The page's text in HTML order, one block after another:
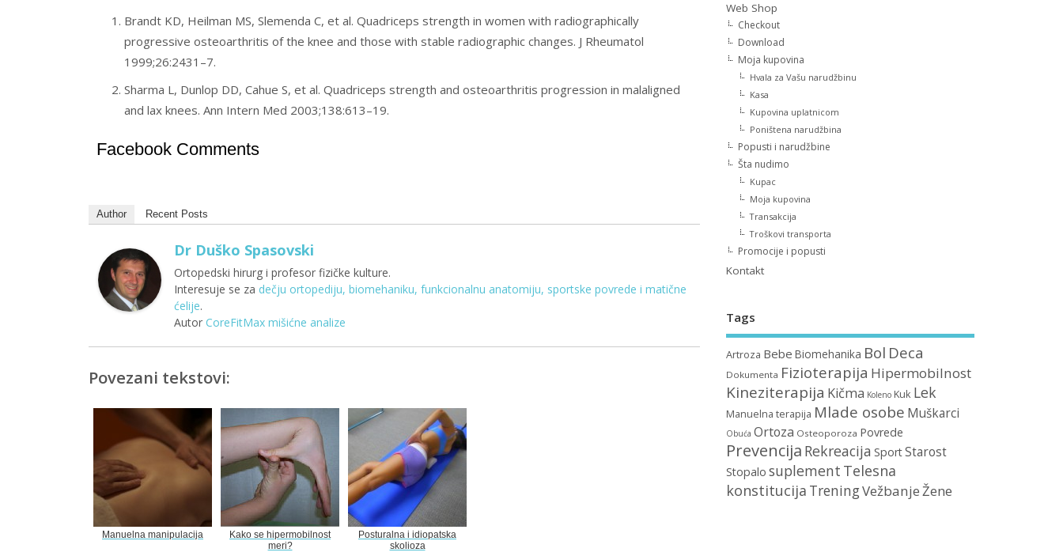
Brandt KD, Heilman MS, Slemenda C, et al. Quadriceps strength in women with radiographically
progressive osteoarthritis of the knee and those with stable radiographic changes. J Rheumatol
1999;26:2431–7.
Sharma L, Dunlop DD, Cahue S, et al. Quadriceps strength and osteoarthritis progression in malaligned
and lax knees. Ann Intern Med 2003;138:613–19.
Facebook Comments
Author Recent Posts
Dr Duško Spasovski
Ortopedski hirurg i profesor fizičke kulture.
Interesuje se za dečju ortopediju, biomehaniku, funkcionalnu anatomiju, sportske povrede i matične
ćelije.
Autor CoreFitMax mišićne analize
Povezani tekstovi:
Manuelna manipulacija
Kako se hipermobilnost
meri?
Posturalna i idiopatska
skolioza
Web Shop
Checkout
Download
Moja kupovina
Hvala za Vašu narudžbinu
Kasa
Kupovina uplatnicom
Poništena narudžbina
Popusti i narudžbine
Šta nudimo
Kupac
Moja kupovina
Transakcija
Troškovi transporta
Promocije i popusti
Kontakt
Tags
Artroza Bebe Biomehanika Bol Deca
Dokumenta Fizioterapija Hipermobilnost
Kineziterapija Kičma Koleno Kuk Lek
Manuelna terapija Mlade osobe Muškarci
Obuća Ortoza Osteoporoza Povrede
Prevencija Rekreacija SportStarost
Stopalo suplement Telesna
konstitucija TreningVežbanjeŽene